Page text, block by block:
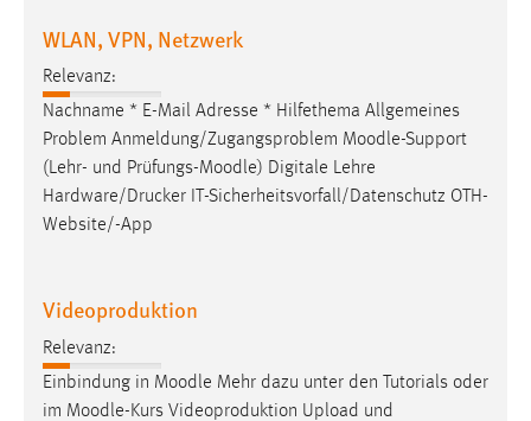
WLAN, VPN, Netzwerk
Relevanz:
Nachname * E-Mail Adresse * Hilfethema Allgemeines
Problem Anmeldung/Zugangsproblem Moodle-Support
(Lehr- und Prüfungs-Moodle) Digitale Lehre
Hardware/Drucker IT-Sicherheitsvorfall/Datenschutz OTH-
Website/-App
Videoproduktion
Relevanz:
Einbindung in Moodle Mehr dazu unter den Tutorials oder
im Moodle-Kurs Videoproduktion Upload und
Name:
Zweck:
Zugriffsstatistik
Cookie Laufzeit:
Max. 13 Monate
MARKETING
verwendet, um personalisierte Werbung anzuzeigen.
Sie tun dies, indem sie Besucher über Websites